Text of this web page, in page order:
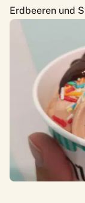
Erdbeeren und